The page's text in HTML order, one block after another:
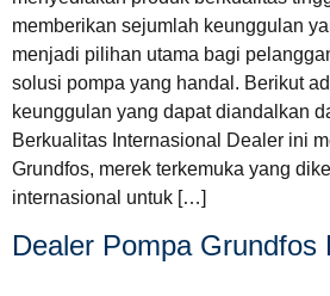
memberikan sejumlah keunggulan
menjadi pilihan utama bagi
solusi pompa yang handal. Berikut
keunggulan yang dapat diandalkan
Berkualitas Internasional Dealer ini
Grundfos, merek terkemuka yang
internasional untuk […]
Dealer Pompa Grundfos